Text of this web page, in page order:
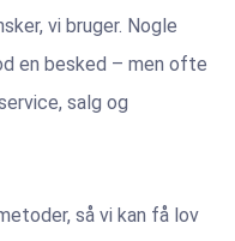
vi bruger. Nogle
en besked – men ofte
salg og
så vi kan få lov